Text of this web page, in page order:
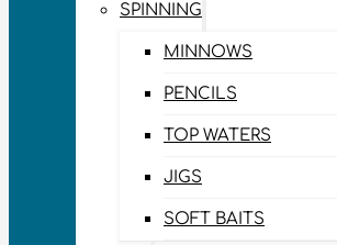
SPINNING
MINNOWS
PENCILS
TOP WATERS
JIGS
SOFT BAITS